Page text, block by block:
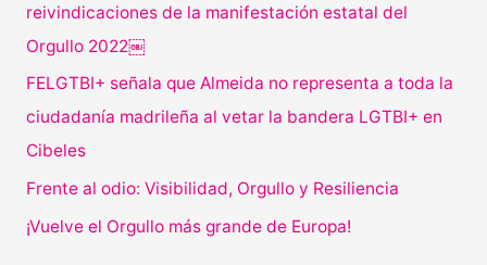
reivindicaciones de la manifestación estatal del
Orgullo 2022￼
FELGTBI+ señala que Almeida no representa a toda la
ciudadanía madrileña al vetar la bandera LGTBI+ en
Cibeles
Frente al odio: Visibilidad, Orgullo y Resiliencia
¡Vuelve el Orgullo más grande de Europa!